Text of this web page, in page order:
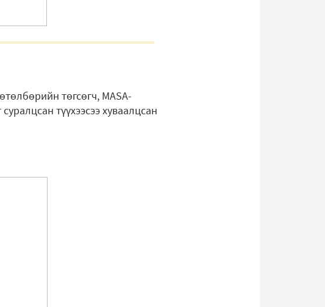
төгсөгч, MASA-
түүхээсээ хуваалцсан